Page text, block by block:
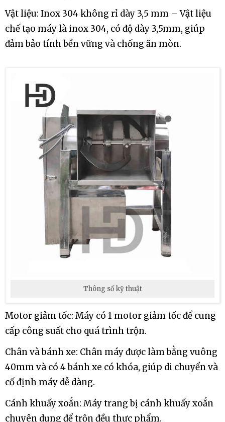
Vật liệu: Inox 304 không rỉ dày 3,5 mm – Vật liệu
chế tạo máy là inox 304, có độ dày 3,5mm, giúp
đảm bảo tính bền vững và chống ăn mòn.
Thông số kỹ thuật
Motor giảm tốc: Máy có 1 motor giảm tốc để cung
cấp công suất cho quá trình trộn.
Chân và bánh xe: Chân máy được làm bằng vuông
40mm và có 4 bánh xe có khóa, giúp di chuyển và
cố định máy dễ dàng.
Cánh khuấy xoắn: Máy trang bị cánh khuấy xoắn
chuyên dụng để trộn đều thực phẩm.